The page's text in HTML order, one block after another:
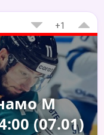
+1
М
(07.01)